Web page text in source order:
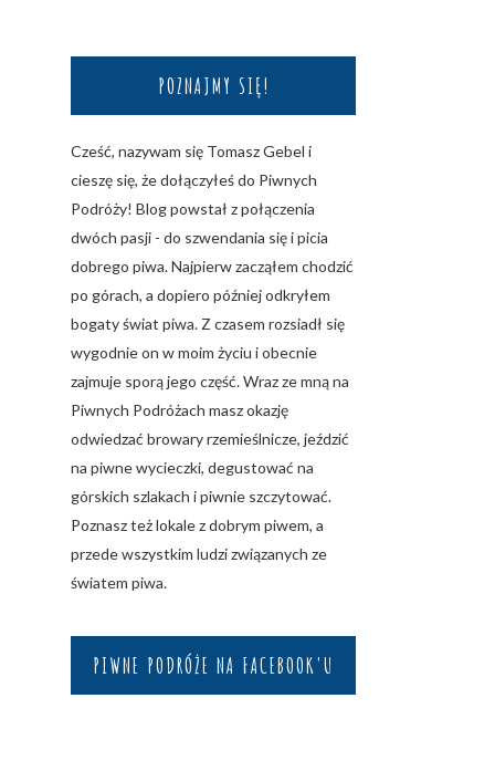
POZNAJMY SIĘ!
Cześć, nazywam się Tomasz Gebel i
cieszę się, że dołączyłeś do Piwnych
Podróży! Blog powstał z połączenia
dwóch pasji - do szwendania się i picia
dobrego piwa. Najpierw zacząłem chodzić
po górach, a dopiero później odkryłem
bogaty świat piwa. Z czasem rozsiadł się
wygodnie on w moim życiu i obecnie
zajmuje sporą jego część. Wraz ze mną na
Piwnych Podróżach masz okazję
odwiedzać browary rzemieślnicze, jeździć
na piwne wycieczki, degustować na
górskich szlakach i piwnie szczytować.
Poznasz też lokale z dobrym piwem, a
przede wszystkim ludzi związanych ze
światem piwa.
PIWNE PODRÓŻE NA FACEBOOK'U